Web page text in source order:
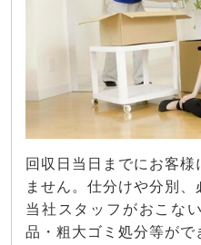
回収日当日までにお客様
ません。仕分けや分別
当社スタッフがおこな
品・粗大ゴミ処分等が